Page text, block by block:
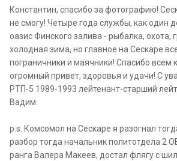
Константин, спасибо за фотографию!
не смогу! Четыре года службы, как один
оазис Финского залива - рыбалка, охота,
холодная зима, но главное на Сескаре
пограничники и маячники! Спасибо всем
огромный привет, здоровья и удачи! С
РТП-5 1989-1993 лейтенант-старший
Вадим.
p.s. Комсомол на Сескаре я разогнал
разбор тогда начальник политотдела 2
ранга Валера Макеев, достал флягу с